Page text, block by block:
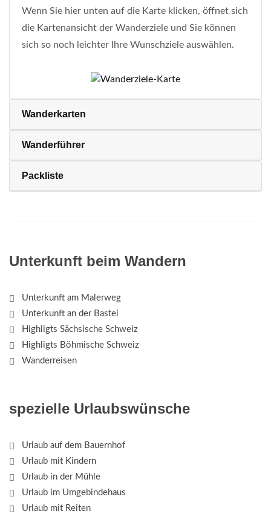
Wenn Sie hier unten auf die Karte klicken, öffnet sich
die Kartenansicht der Wanderziele und Sie können
sich so noch leichter Ihre Wunschziele auswählen.
Wanderkarten
Wanderführer
Packliste
Unterkunft beim Wandern
Unterkunft am Malerweg
Unterkunft an der Bastei
Highligts Sächsische Schweiz
Highligts Böhmische Schweiz
Wanderreisen
spezielle Urlaubswünsche
Urlaub auf dem Bauernhof
Urlaub mit Kindern
Urlaub in der Mühle
Urlaub im Umgebindehaus
Urlaub mit Reiten